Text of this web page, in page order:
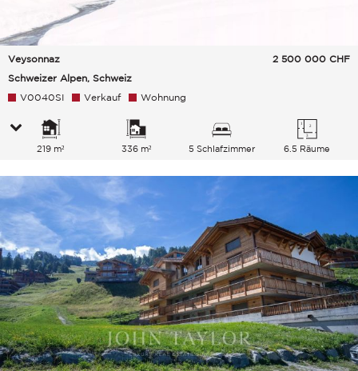
Veysonnaz
Schweizer Alpen, Schweiz
2 500 000 CHF
V0040SI Verkauf Wohnung
219 m² 336 m² 5 Schlafzimmer 6.5 Räume